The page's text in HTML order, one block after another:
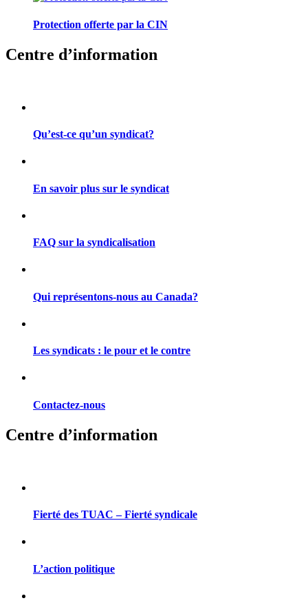
Protection offerte par la CIN
Centre d’information
Qu’est-ce qu’un syndicat?
En savoir plus sur le syndicat
FAQ sur la syndicalisation
Qui représentons-nous au Canada?
Les syndicats : le pour et le contre
Contactez-nous
Centre d’information
Fierté des TUAC – Fierté syndicale
L’action politique